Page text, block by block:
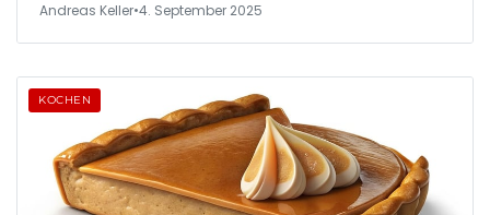
Andreas Keller•4. September 2025
KOCHEN